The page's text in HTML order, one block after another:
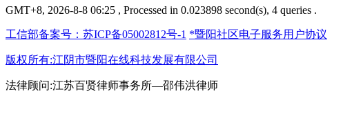
GMT+8, 2026-8-8 06:25 , Processed in 0.023898 second(s), 4 queries .
工信部备案号：苏ICP备05002812号-1 *暨阳社区电子服务用户协议
版权所有:江阴市暨阳在线科技发展有限公司
法律顾问:江苏百贤律师事务所—邵伟洪律师